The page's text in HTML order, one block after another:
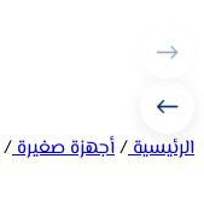
الرئيسية/أجهزة صغيرة/